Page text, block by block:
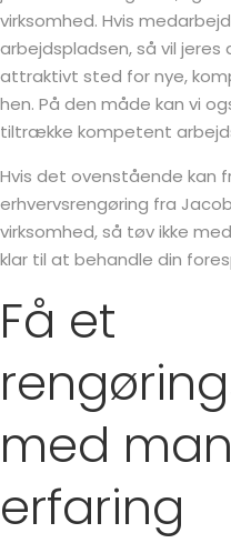
virksomhed. Hvis
arbejdspladsen, så vil
attraktivt sted for nye,
hen. På den måde kan vi
tiltrække kompetent
Hvis det ovenstående kan
erhvervsrengøring fra
virksomhed, så tøv ikke
klar til at behandle din
Få et
med
erfaring